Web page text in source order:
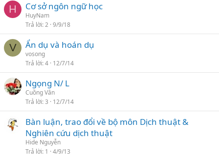
H Cơ sở ngôn ngữ học
HuyNam
Trả lời 2 9/9/18
V Ẩn dụ và hoán dụ
vosong
Trả lời 4 12/7/14
Ngọng N/ L
Cuồng Vân
Trả lời 3 12/7/14
Bàn luận, trao đổi về bộ môn Dịch thuật &
Nghiên cứu dịch thuật
Hide Nguyễn
Trả lời 1 4/9/13